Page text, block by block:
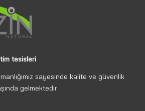
tesisleri
sayesinde kalite ve güvenlik
gelmektedir